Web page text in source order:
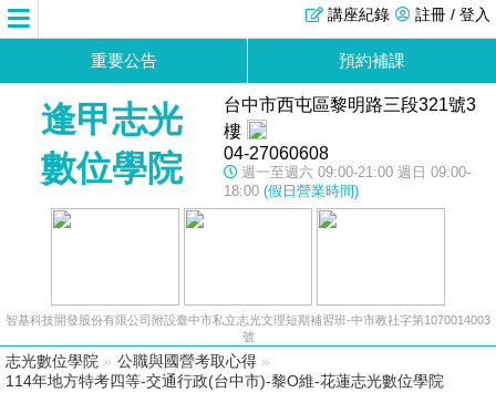
註冊 / 登入
講座紀錄
重要公告 預約補課
逢甲志光
數位學院
台中市西屯區黎明路三段321號3
樓
04-27060608
週一至週六 09:00-21:00 週日 09:00-
18:00 (假日營業時間)
智基科技開發股份有限公司附設臺中市私立志光文理短期補習班-中市教社字第1070014003
號
志光數位學院 » 公職與國營考取心得 »
114年地方特考四等-交通行政(台中市)-黎O維-花蓮志光數位學院